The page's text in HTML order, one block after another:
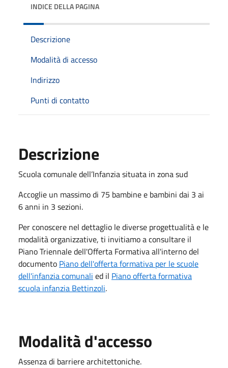
INDICE DELLA PAGINA
Descrizione
Modalità di accesso
Indirizzo
Punti di contatto
Descrizione
Scuola comunale dell’Infanzia situata in zona sud
Accoglie un massimo di 75 bambine e bambini dai 3 ai
6 anni in 3 sezioni.
Per conoscere nel dettaglio le diverse progettualità e le
modalità organizzative, ti invitiamo a consultare il
Piano Triennale dell'Offerta Formativa all'interno del
documento Piano dell'offerta formativa per le scuole
dell'infanzia comunali ed il Piano offerta formativa
scuola infanzia Bettinzoli.
Modalità d'accesso
Assenza di barriere architettoniche.